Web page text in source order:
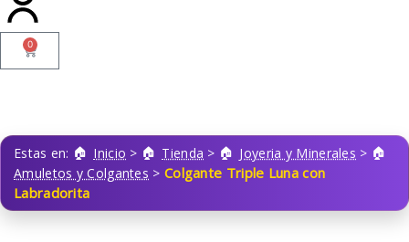
0
Estas en: Inicio > Tienda > Joyeria y Minerales >
Amuletos y Colgantes > Colgante Triple Luna con
Labradorita